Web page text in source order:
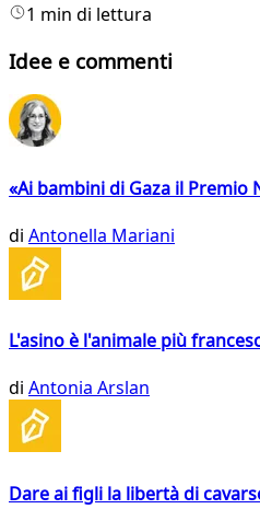
1 min di lettura
Idee e commenti
«Ai bambini di Gaza il Premio
di Antonella Mariani
L'asino è l'animale più
di Antonia Arslan
Dare ai figli la libertà di